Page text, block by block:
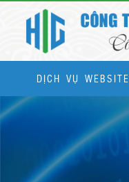
DỊCH VỤ WEBSITE